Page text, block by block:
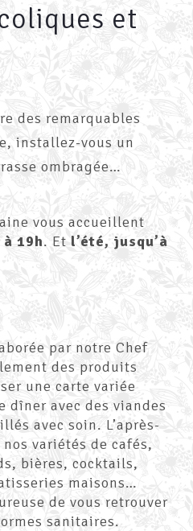
et
des remarquables
installez-vous un
ombragée…
vous accueillent
19h. Et l’été, jusqu’à
par notre Chef
des produits
une carte variée
dîner avec des viandes
avec soin. L’après-
variétés de cafés,
bières, cocktails,
maisons…
de vous retrouver
sanitaires.